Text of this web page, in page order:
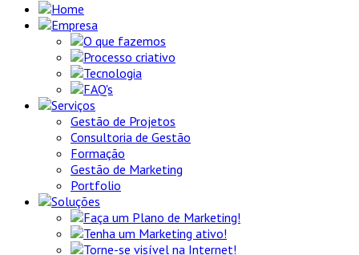
Home
Empresa
O que fazemos
Processo criativo
Tecnologia
FAQ's
Serviços
Gestão de Projetos
Consultoria de Gestão
Formação
Gestão de Marketing
Portfolio
Soluções
Faça um Plano de Marketing!
Tenha um Marketing ativo!
Torne-se visível na Internet!